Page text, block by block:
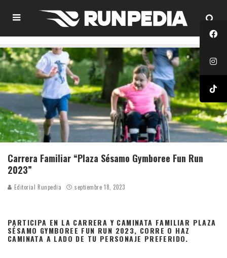
Carrera Familiar “Plaza Sésamo Gymboree Fun Run
2023”
Editorial Runpedia septiembre 18, 2023
PARTICIPA EN LA CARRERA Y CAMINATA FAMILIAR PLAZA
SÉSAMO GYMBOREE FUN RUN 2023, CORRE O HAZ
CAMINATA A LADO DE TU PERSONAJE PREFERIDO.